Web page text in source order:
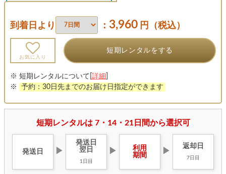
到着日より ： 3,960 円（税込）
お気に入り
短期レンタルをする
※ 短期レンタルについて[ 詳細
※
予約：30日先までのお届け日指定ができます
短期レンタルは 7・14・21日間から選択可
発送日 ▶
発送日
翌日
1日目
▶
利用
期間
▶
返却日
7日目